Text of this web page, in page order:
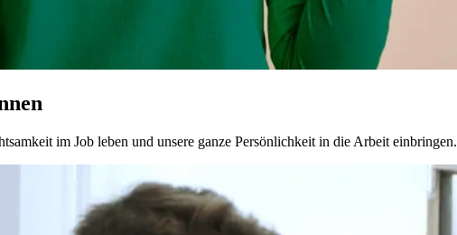
im Job leben und unsere ganze Persönlichkeit in die Arbeit einbringen.